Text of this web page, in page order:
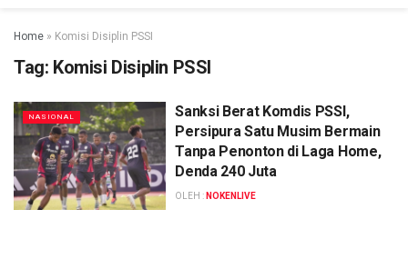
Home » Komisi Disiplin PSSI
Tag: Komisi Disiplin PSSI
NASIONAL
Sanksi Berat Komdis PSSI,
Persipura Satu Musim Bermain
Tanpa Penonton di Laga Home,
Denda 240 Juta
OLEH : NOKENLIVE